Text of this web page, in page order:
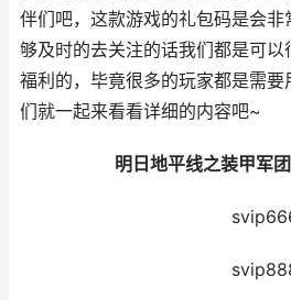
伴们吧，这款游戏的礼包码是会
够及时的去关注的话我们都是可
福利的，毕竟很多的玩家都是需
们就一起来看看详细的内容吧~
明日地平线之装甲军